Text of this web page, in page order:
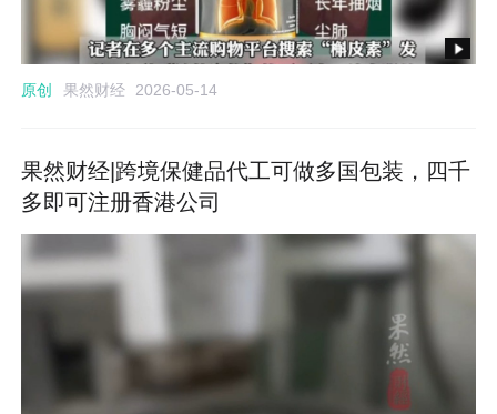
原创 果然财经 2026-05-14
果然财经|跨境保健品代工可做多国包装，四千
多即可注册香港公司